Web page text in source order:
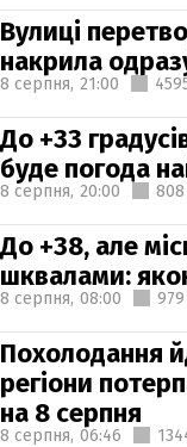
Вулиці
накрила
8 серпня, 21:00
До +33
буде погода
8 серпня, 20:00 808
До +38, але
шквалами:
8 серпня, 08:00 979
Похолодання
регіони
на 8 серпня
8 серпня, 06:46